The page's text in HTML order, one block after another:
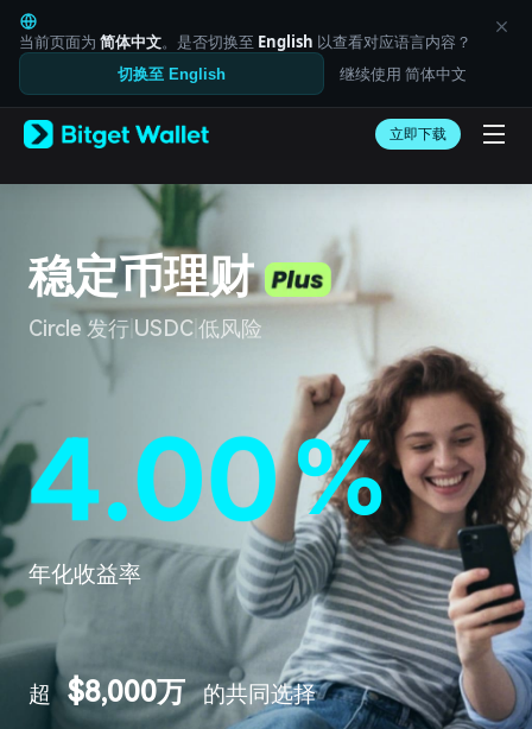
English
日本語
Tiếng Việt
Русский
Español (Latinoamérica)
Türkçe
Français
繁體中文
Português (Portugal)
Bahasa Indonesia
ภาษาไทย
Español
Português (Brasil)
Español (Argentina)
当前页面为 简体中文。是否切换至 English 以查看对应语言内容？
切换至 English 继续使用 简体中文
立即下载
稳定币理财
Circle 发行| USDC|低风险
2
3
4
5
.
8
9
0
1
8
9
0
1
4.00%
%
年化收益率
超 $8,000万 的共同选择